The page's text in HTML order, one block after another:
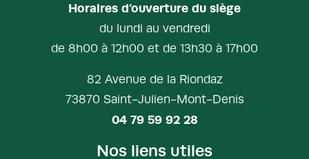
Horaires d’ouverture du siège
du lundi au vendredi
de 8h00 à 12h00 et de 13h30 à 17h00
82 Avenue de la Riondaz
73870 Saint-Julien-Mont-Denis
04 79 59 92 28
Nos liens utiles